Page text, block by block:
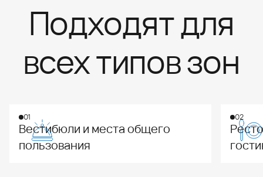
Подходят для
всех типов зон
01
Вестибюли и места общего
пользования
02